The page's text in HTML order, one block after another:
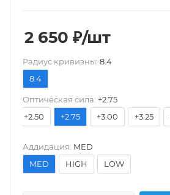
2 650 ₽/шт
Pадиус кривизны: 8.4
8.4
Оптическая сила: +2.75
+2.50 +2.75 +3.00 +3.25
Аддидация: MED
MED
HIGH LOW